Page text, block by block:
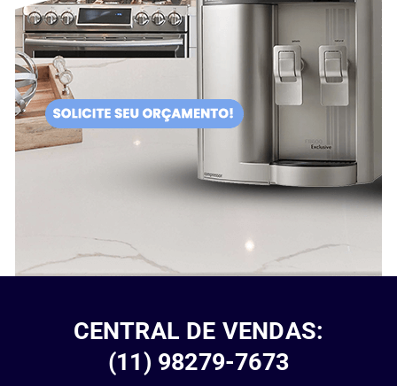
CENTRAL DE VENDAS:
(11) 98279-7673